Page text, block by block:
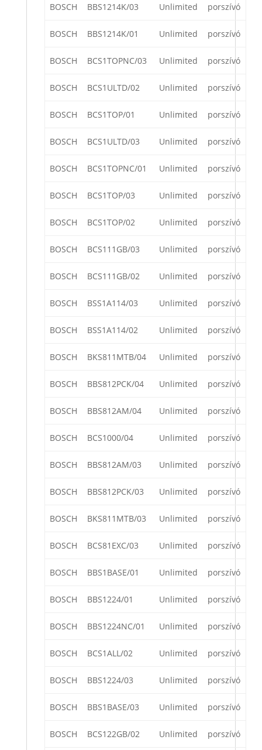
BOSCH BBS1214K/03 Unlimited porszívó
BOSCH BBS1214K/01 Unlimited porszívó
BOSCH BCS1TOPNC/03 Unlimited porszívó
BOSCH BCS1ULTD/02 Unlimited porszívó
BOSCH BCS1TOP/01 Unlimited porszívó
BOSCH BCS1ULTD/03 Unlimited porszívó
BOSCH BCS1TOPNC/01 Unlimited porszívó
BOSCH BCS1TOP/03 Unlimited porszívó
BOSCH BCS1TOP/02 Unlimited porszívó
BOSCH BCS111GB/03 Unlimited porszívó
BOSCH BCS111GB/02 Unlimited porszívó
BOSCH BSS1A114/03 Unlimited porszívó
BOSCH BSS1A114/02 Unlimited porszívó
BOSCH BKS811MTB/04 Unlimited porszívó
BOSCH BBS812PCK/04 Unlimited porszívó
BOSCH BBS812AM/04 Unlimited porszívó
BOSCH BCS1000/04 Unlimited porszívó
BOSCH BBS812AM/03 Unlimited porszívó
BOSCH BBS812PCK/03 Unlimited porszívó
BOSCH BKS811MTB/03 Unlimited porszívó
BOSCH BCS81EXC/03 Unlimited porszívó
BOSCH BBS1BASE/01 Unlimited porszívó
BOSCH BBS1224/01 Unlimited porszívó
BOSCH BBS1224NC/01 Unlimited porszívó
BOSCH BCS1ALL/02 Unlimited porszívó
BOSCH BBS1224/03 Unlimited porszívó
BOSCH BBS1BASE/03 Unlimited porszívó
BOSCH BCS122GB/02 Unlimited porszívó